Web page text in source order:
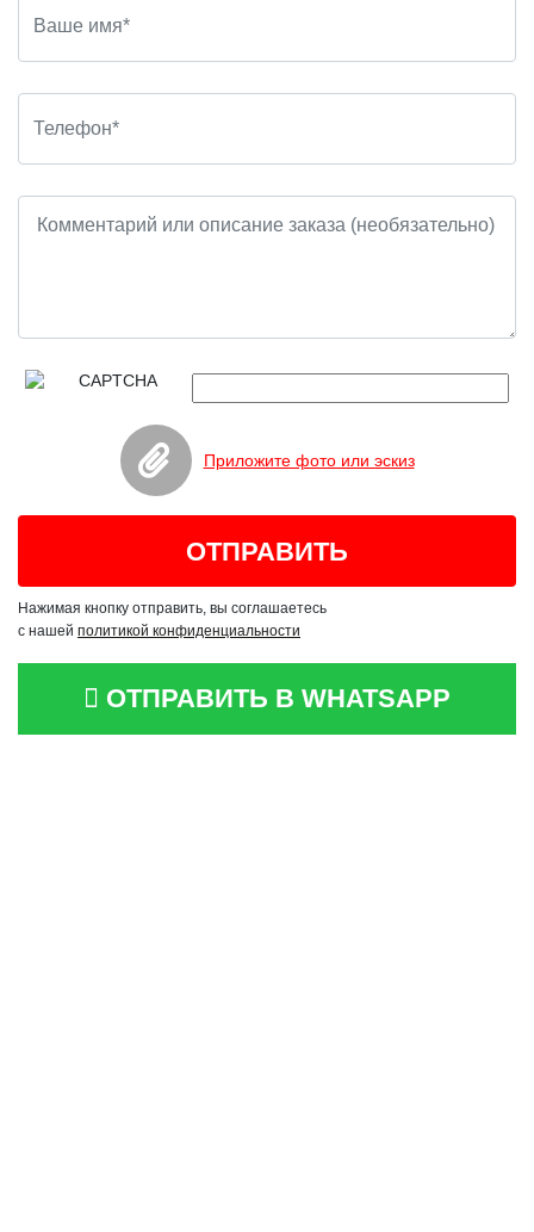
Приложите фото или эскиз
Нажимая кнопку отправить, вы соглашаетесь
с нашей политикой конфиденциальности
ОТПРАВИТЬ В WHATSAPP